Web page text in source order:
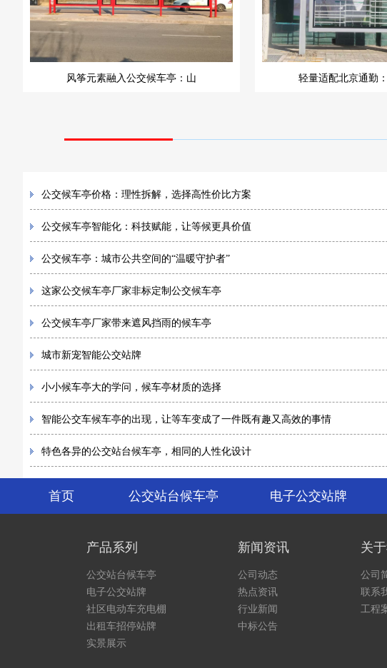
风筝元素融入公交候车亭：山 轻量适配北京通勤
公交候车亭价格：理性拆解，选择高性价比方案
公交候车亭智能化：科技赋能，让等候更具价值
公交候车亭：城市公共空间的“温暖守护者”
这家公交候车亭厂家非标定制公交候车亭
公交候车亭厂家带来遮风挡雨的候车亭
城市新宠智能公交站牌
小小候车亭大的学问，候车亭材质的选择
智能公交车候车亭的出现，让等车变成了一件既有趣又高效的事情
特色各异的公交站台候车亭，相同的人性化设计
首页 公交站台候车亭 电子公交站牌
产品系列
公交站台候车亭
电子公交站牌
社区电动车充电棚
出租车招停站牌
实景展示
新闻资讯
公司动态
热点资讯
行业新闻
中标公告
关
公司
联系
工程